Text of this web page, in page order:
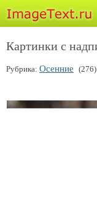
Картинки с
Рубрика: Осенние (276)